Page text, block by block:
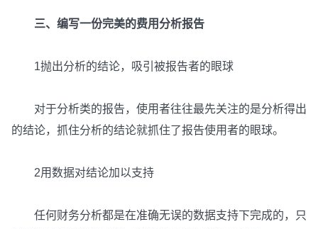
三、编写一份完美的费用分析报告
1抛出分析的结论，吸引被报告者的眼球
对于分析类的报告，使用者往往最先关注的是分析得出
的结论，抓住分析的结论就抓住了报告使用者的眼球。
2用数据对结论加以支持
任何财务分析都是在准确无误的数据支持下完成的，只